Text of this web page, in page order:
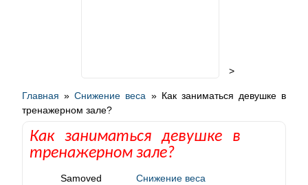
>
Главная »Снижение веса » Как заниматься девушке в
тренажерном зале?
Как заниматься девушке в
тренажерном зале?
Samoved Снижение веса